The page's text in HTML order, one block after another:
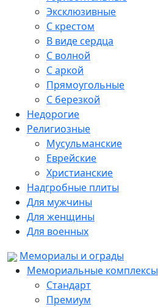
Эксклюзивные
С крестом
В виде сердца
С волной
С аркой
Прямоугольные
С березкой
Недорогие
Религиозные
Мусульманские
Еврейские
Христианские
Надгробные плиты
Для мужчины
Для женщины
Для военных
Мемориалы и ограды
Мемориальные комплексы
Стандарт
Премиум